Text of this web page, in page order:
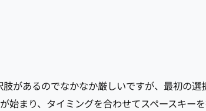
があるのでなかなか厳しいですが、最初の
始まり、タイミングを合わせてスペースキ